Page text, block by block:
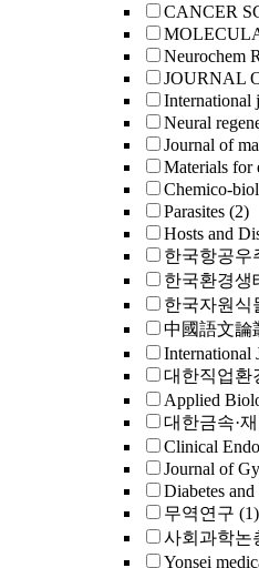
CANCER
Neurochem
JOURNAL
International
Neural
Journal of
Materials for
Chemico-
Parasites (2)
Hosts and
한국항공우
한국환경생
한국자원식
中國語文論
International
대한직업환
Applied
대한금속·
Clinical
Journal of
Diabetes
무역연구 (1)
사회과학논
Yonsei